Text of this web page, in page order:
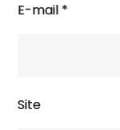
E-mail *
Site